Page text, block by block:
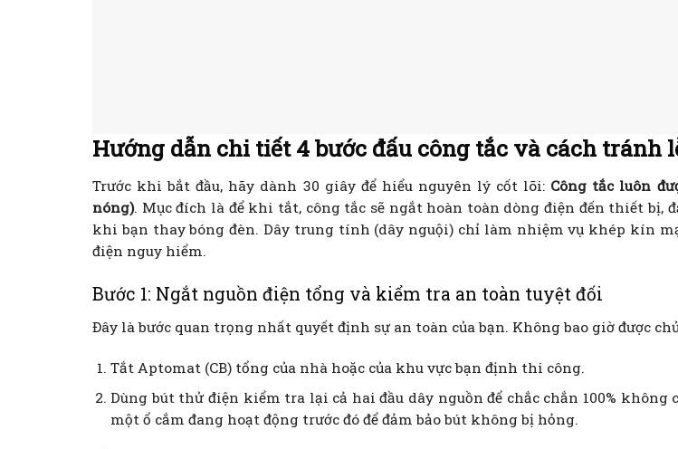
Hướng dẫn chi tiết 4 bước đấu công tắc và cách tránh
Trước khi bắt đầu, hãy dành 30 giây để hiểu nguyên lý cốt lõi: Công tắc luôn
nóng). Mục đích là để khi tắt, công tắc sẽ ngắt hoàn toàn dòng điện đến thiết bị,
khi bạn thay bóng đèn. Dây trung tính (dây nguội) chỉ làm nhiệm vụ khép kín
điện nguy hiểm.
Bước 1: Ngắt nguồn điện tổng và kiểm tra an toàn tuyệt đối
Đây là bước quan trọng nhất quyết định sự an toàn của bạn. Không bao giờ được
Tắt Aptomat (CB) tổng của nhà hoặc của khu vực bạn định thi công.
Dùng bút thử điện kiểm tra lại cả hai đầu dây nguồn để chắc chắn 100% không
một ổ cắm đang hoạt động trước đó để đảm bảo bút không bị hỏng.